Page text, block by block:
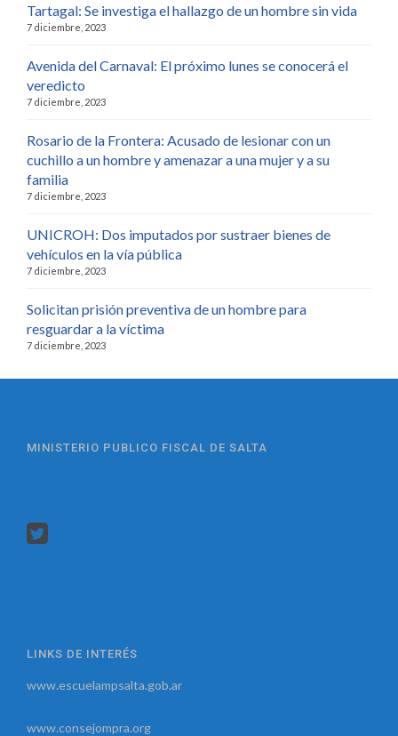
Tartagal: Se investiga el hallazgo de un hombre sin vida
7 diciembre, 2023
Avenida del Carnaval: El próximo lunes se conocerá el
veredicto
7 diciembre, 2023
Rosario de la Frontera: Acusado de lesionar con un
cuchillo a un hombre y amenazar a una mujer y a su
familia
7 diciembre, 2023
UNICROH: Dos imputados por sustraer bienes de
vehículos en la vía pública
7 diciembre, 2023
Solicitan prisión preventiva de un hombre para
resguardar a la víctima
7 diciembre, 2023
MINISTERIO PUBLICO FISCAL DE SALTA
LINKS DE INTERÉS
www.escuelampsalta.gob.ar
www.consejompra.org